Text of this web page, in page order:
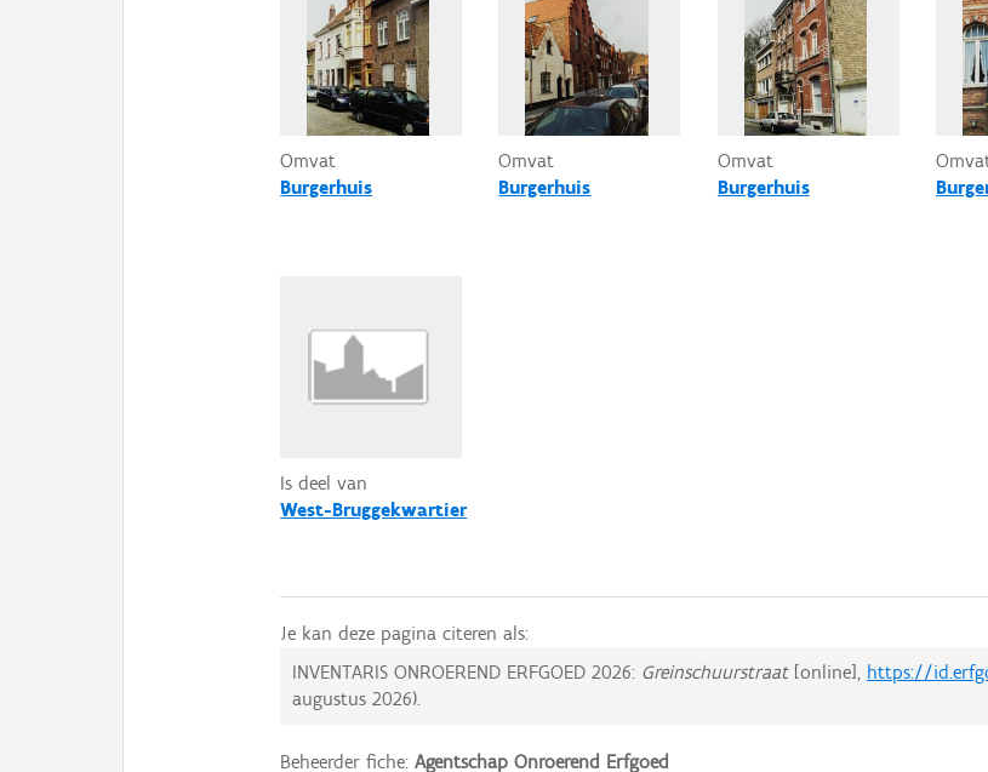
Omvat
Burgerhuis
Omvat
Burgerhuis
Omvat
Burgerhuis
Is deel van
West-Bruggekwartier
Je kan deze pagina citeren als:
INVENTARIS ONROEREND ERFGOED 2026: Greinschuurstraat[online], https://
augustus 2026).
Beheerder fiche:Agentschap Onroerend Erfgoed